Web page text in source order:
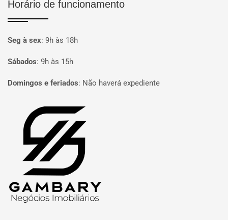
Horário de funcionamento
Seg à sex: 9h às 18h
Sábados: 9h às 15h
Domingos e feriados: Não haverá expediente
Página inicial